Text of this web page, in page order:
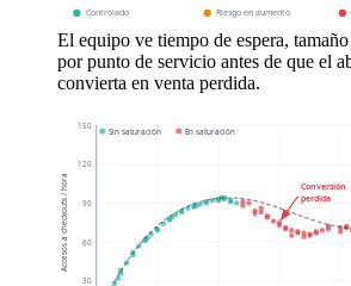
Controlado Riesgo en aumento
El equipo ve tiempo de espera,
por punto de servicio antes de que el
convierta en venta perdida.
30
60
90
120
150
Accesos a checkouts / hora Conversión
perdida
Sin saturación En saturación